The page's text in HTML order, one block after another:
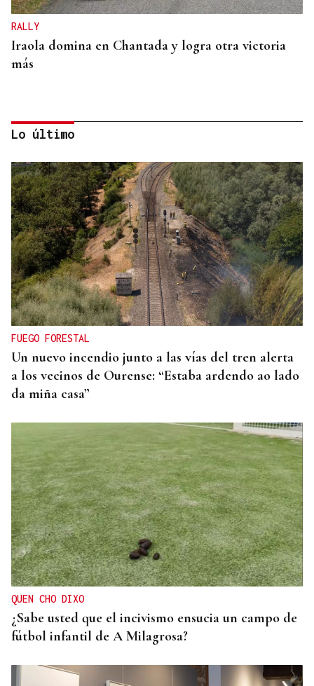
RALLY
Iraola domina en Chantada y logra otra victoria
más
A TODA VELOCIDAD
Vídeo | Así fue el espectacular salto de “Cohete”
Suárez en el Rally Rías Baixas que dejó sin
respiración a los aficionados
Lo último
FUEGO FORESTAL
Un nuevo incendio junto a las vías del tren alerta
a los vecinos de Ourense: “Estaba ardendo ao lado
da miña casa”
QUEN CHO DIXO
¿Sabe usted que el incivismo ensucia un campo de
fútbol infantil de A Milagrosa?